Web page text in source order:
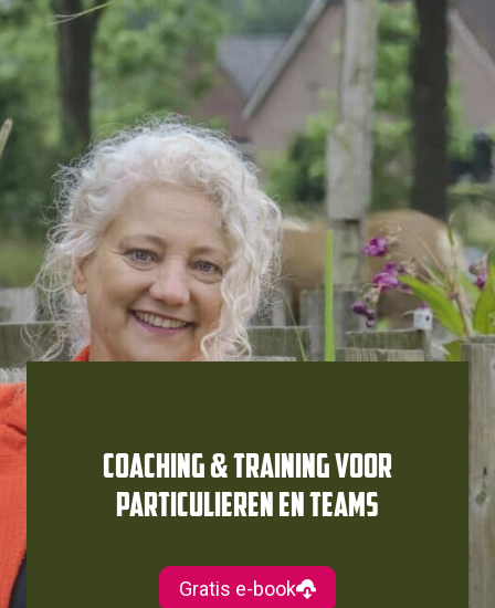
Coaching & Training voor
Particulieren en teams
Gratis e-book